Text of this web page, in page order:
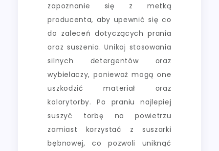
zapoznanie się z metką
producenta, aby upewnić się co
do zaleceń dotyczących prania
oraz suszenia. Unikaj stosowania
silnych detergentów oraz
wybielaczy, ponieważ mogą one
uszkodzić materiał oraz
kolorytorby. Po praniu najlepiej
suszyć torbę na powietrzu
zamiast korzystać z suszarki
bębnowej, co pozwoli uniknąć